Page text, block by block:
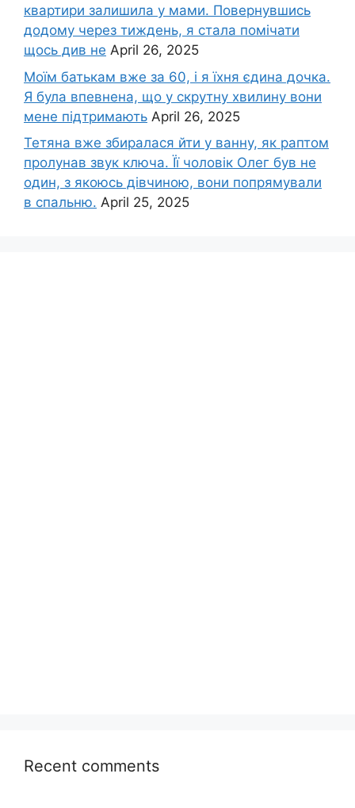
квартири залишила у мами. Повернувшись
додому через тиждень, я стала помічати
щось див не April 26, 2025
Моїм батькам вже за 60, і я їхня єдина дочка.
Я була впевнена, що у скрутну хвилину вони
мене підтримають April 26, 2025
Тетяна вже збиралася йти у ванну, як раптом
пролунав звук ключа. Її чоловік Олег був не
один, з якоюсь дівчиною, вони попрямували
в спальню. April 25, 2025
Recent comments